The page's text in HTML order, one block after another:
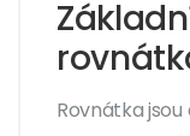
Rovnátka